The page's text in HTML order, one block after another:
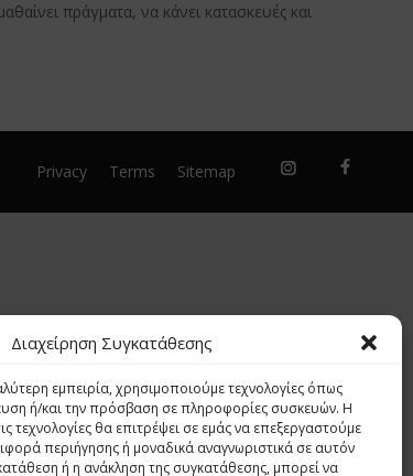
Διαχείρηση Συγκατάθεσης
εμπειρία, χρησιμοποιούμε τεχνολογίες όπως
ή/και την πρόσβαση σε πληροφορίες συσκευών. Η
τεχνολογίες θα επιτρέψει σε εμάς να επεξεργαστούμε
περιήγησης ή μοναδικά αναγνωριστικά σε αυτόν
ή η ανάκληση της συγκατάθεσης, μπορεί να
πράγματα, να κάνει κατασκευές και
Privacy Terms Sitemap